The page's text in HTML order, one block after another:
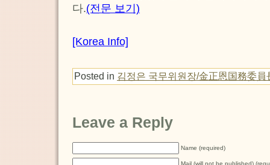
다.(전문 보기)
[Korea Info]
Posted in 김정은 국무위원장/金正恩国務委員
Leave a Reply
Name (required)